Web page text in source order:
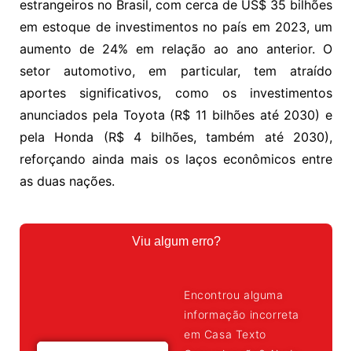
estrangeiros no Brasil, com cerca de US$ 35 bilhões
em estoque de investimentos no país em 2023, um
aumento de 24% em relação ao ano anterior. O
setor automotivo, em particular, tem atraído
aportes significativos, como os investimentos
anunciados pela Toyota (R$ 11 bilhões até 2030) e
pela Honda (R$ 4 bilhões, também até 2030),
reforçando ainda mais os laços econômicos entre
as duas nações.
Viu algum erro?
Encontrou alguma
informação incorreta
em Casa Texto